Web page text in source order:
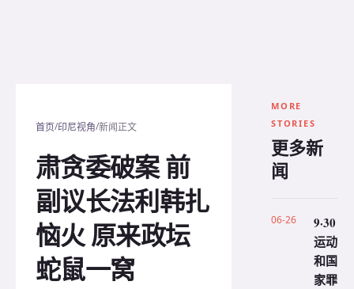
首页/印尼视角/新闻正文
肃贪委破案 前
副议长法利韩扎
恼火 原来政坛
蛇鼠一窝
MORE
STORIES
更多新
闻
06-26
9·30
运动
和国
家罪